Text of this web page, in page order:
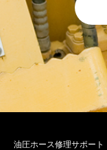
油圧ホース修理サポート